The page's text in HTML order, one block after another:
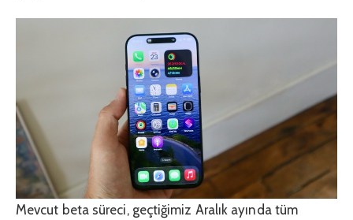
Mevcut beta süreci, geçtiğimiz Aralık ayında tüm